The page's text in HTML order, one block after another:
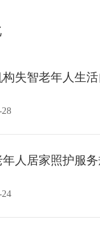
构失智老年人生
28
年人居家照护服
24